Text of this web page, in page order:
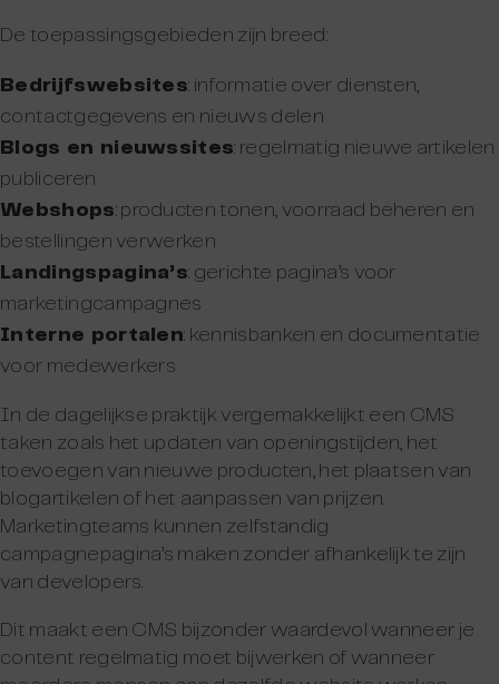
De toepassingsgebieden zijn breed:
Bedrijfswebsites: informatie over diensten,
contactgegevens en nieuws delen
Blogs en nieuwssites: regelmatig nieuwe artikelen
publiceren
Webshops: producten tonen, voorraad beheren en
bestellingen verwerken
Landingspagina’s: gerichte pagina’s voor
marketingcampagnes
Interne portalen: kennisbanken en documentatie
voor medewerkers
In de dagelijkse praktijk vergemakkelijkt een CMS
taken zoals het updaten van openingstijden, het
toevoegen van nieuwe producten, het plaatsen van
blogartikelen of het aanpassen van prijzen.
Marketingteams kunnen zelfstandig
campagnepagina’s maken zonder afhankelijk te zijn
van developers.
Dit maakt een CMS bijzonder waardevol wanneer je
content regelmatig moet bijwerken of wanneer